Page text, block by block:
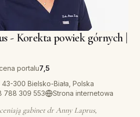
- Korekta powiek górnych |
portalu7,5
300 Bielsko-Biała, Polska
788 309 553 Strona internetowa
gabinet dr Anny Laprus,